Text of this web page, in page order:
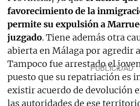
favorecimiento de la
permite su expulsión a
juzgado. Tiene además otra
abierta en Málaga por agredir
Tampoco fue arrestado el
puesto que su repatriación es
existir acuerdo de devolución
las autoridades de ese